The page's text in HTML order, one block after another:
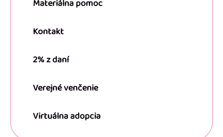
Materiálna pomoc
Kontakt
2% z daní
Verejné venčenie
Virtuálna adopcia